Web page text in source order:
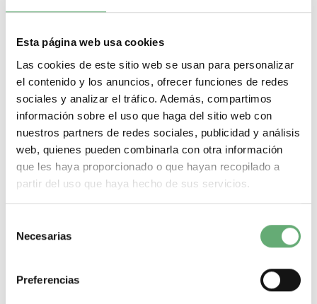
Esta página web usa cookies
Las cookies de este sitio web se usan para personalizar
el contenido y los anuncios, ofrecer funciones de redes
sociales y analizar el tráfico. Además, compartimos
información sobre el uso que haga del sitio web con
nuestros partners de redes sociales, publicidad y análisis
web, quienes pueden combinarla con otra información
que les haya proporcionado o que hayan recopilado a
partir del uso que haya hecho de sus servicios.
Necesarias
Preferencias
Voltímetro Digital iAMP / VLT/
FRE
todas las referencias de Schneider Electric al mejor precio de
internet en Cadenza Electric. Tenemos todo tipo de Voltímetro Digital
iAMP / VLT/ FRE en nuestro almacén de material eléctrico. Nuestra
tienda de material eléctrico es el distribuidor Schneider pensado
para hacer de tus compras de material eléctrico un proceso rápido,
sencillo, seguro, y con la mejor oferta de internet.
Filtrar por
¿Que necesitas? A continuación te dejamos lo más
buscado:
Magnetotermicos de 2 polos
Magnetotermicos de 6kA